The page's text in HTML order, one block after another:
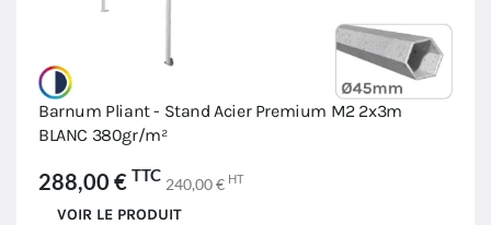
Barnum Pliant - Stand Acier Premium M2 2x3m
BLANC 380gr/m²
288,00 € TTC 240,00 € HT
VOIR LE PRODUIT